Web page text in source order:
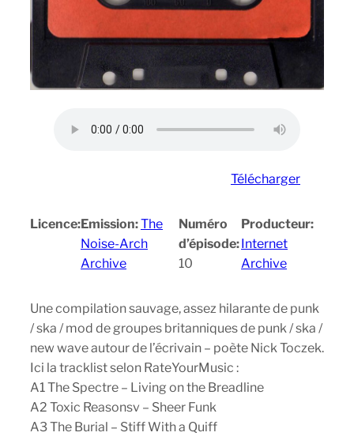
Télécharger
Licence:Emission:The
Noise-Arch
Archive
Numéro
d’épisode:
10
Producteur:
Internet
Archive
Une compilation sauvage, assez hilarante de punk
/ ska / mod de groupes britanniques de punk / ska /
new wave autour de l’écrivain – poète Nick Toczek.
Ici la tracklist selon RateYourMusic :
A1 The Spectre – Living on the Breadline
A2 Toxic Reasonsv – Sheer Funk
A3 The Burial – Stiff With a Quiff